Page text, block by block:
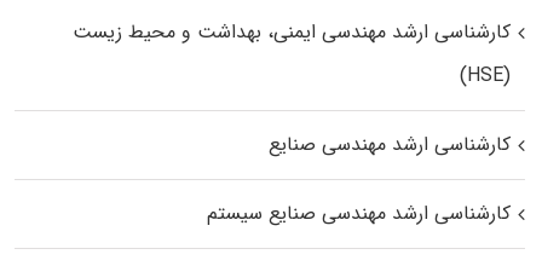
کارشناسی ارشد مهندسی ایمنی، بهداشت و محیط زیست
(HSE)
کارشناسی ارشد مهندسی صنایع
کارشناسی ارشد مهندسی صنایع سیستم